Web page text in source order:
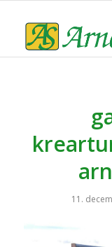
11.